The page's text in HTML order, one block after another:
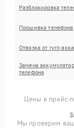
Разблокировка
Прошивка телефона
Отвязка от гугл-
Замена
телефона
Цены в прайс-
Мы проверим